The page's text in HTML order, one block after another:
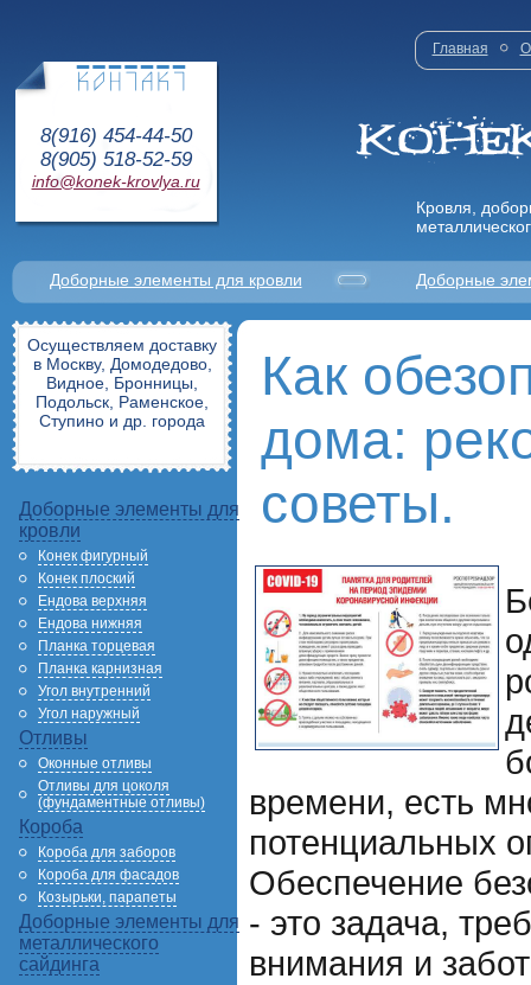
8(916) 454-44-50
8(905) 518-52-59
info@konek-krovlya.ru
Главная О
Кровля,
Доборные элементы для кровли Доборные
Осуществляем доставку
в Москву, Домодедово,
Видное, Бронницы,
Подольск, Раменское,
Ступино и др. города
Доборные элементы для
кровли
Конек фигурный
Конек плоский
Ендова верхняя
Ендова нижняя
Планка торцевая
Планка карнизная
Угол внутренний
Угол наружный
Отливы
Оконные отливы
Отливы для цоколя
(фундаментные отливы)
Короба
Короба для заборов
Короба для фасадов
Козырьки, парапеты
Доборные элементы для
металлического
сайдинга
Как
дома:
советы.
времени, есть
потенциальных
Обеспечение
- это задача,
внимания и